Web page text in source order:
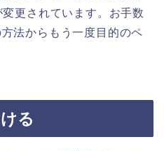
更されています。お手数
法からもう一度目的のペ
る